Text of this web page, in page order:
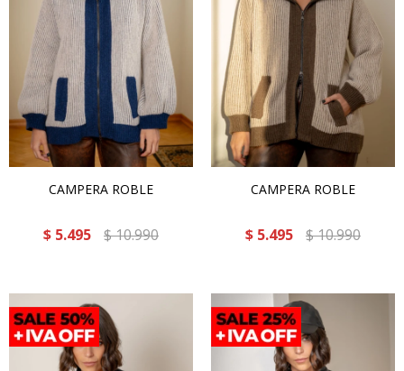
CAMPERA ROBLE
$ 5.495 $10.990
CAMPERA ROBLE
$ 5.495 $10.990